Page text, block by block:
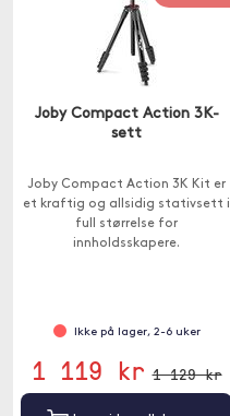
Joby Compact Action 3K-
sett
Joby Compact Action 3K Kit er
et kraftig og allsidig stativsett i
full størrelse for
innholdsskapere.
Ikke på lager, 2-6 uker
1 119 kr 1 129 kr